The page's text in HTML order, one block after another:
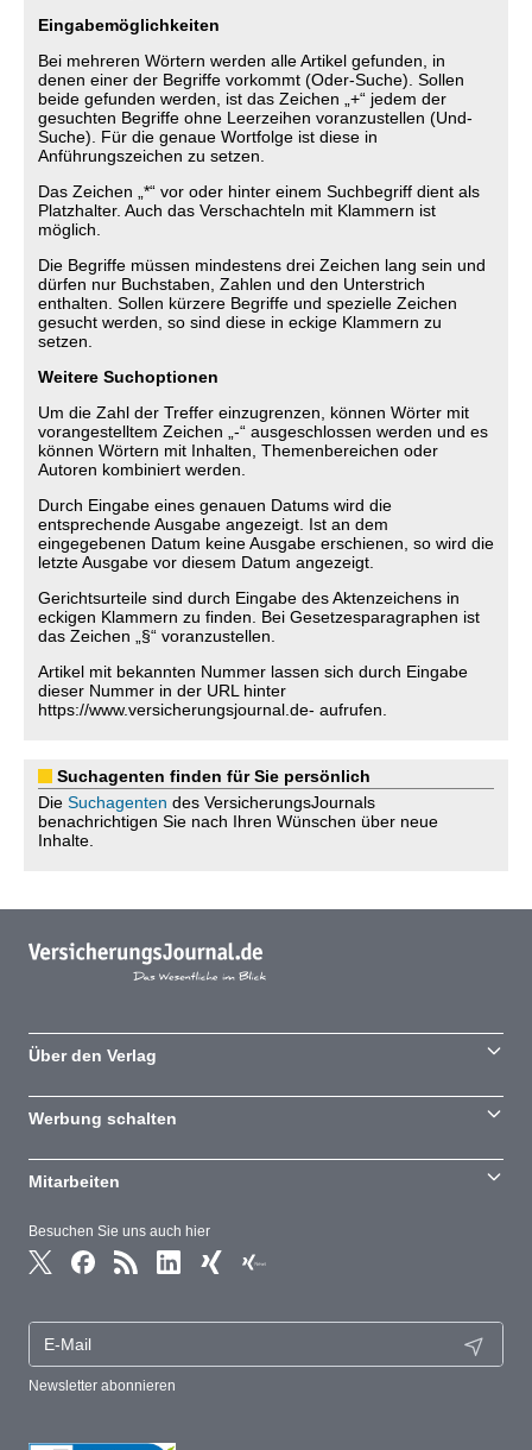
Eingabemöglichkeiten
Bei mehreren Wörtern werden alle Artikel gefunden, in
denen einer der Begriffe vorkommt (Oder-Suche). Sollen
beide gefunden werden, ist das Zeichen „+“ jedem der
gesuchten Begriffe ohne Leerzeihen voranzustellen (Und-
Suche). Für die genaue Wortfolge ist diese in
Anführungszeichen zu setzen.
Das Zeichen „*“ vor oder hinter einem Suchbegriff dient als
Platzhalter. Auch das Verschachteln mit Klammern ist
möglich.
Die Begriffe müssen mindestens drei Zeichen lang sein und
dürfen nur Buchstaben, Zahlen und den Unterstrich
enthalten. Sollen kürzere Begriffe und spezielle Zeichen
gesucht werden, so sind diese in eckige Klammern zu
setzen.
Weitere Suchoptionen
Um die Zahl der Treffer einzugrenzen, können Wörter mit
vorangestelltem Zeichen „-“ ausgeschlossen werden und es
können Wörtern mit Inhalten, Themenbereichen oder
Autoren kombiniert werden.
Durch Eingabe eines genauen Datums wird die
entsprechende Ausgabe angezeigt. Ist an dem
eingegebenen Datum keine Ausgabe erschienen, so wird die
letzte Ausgabe vor diesem Datum angezeigt.
Gerichtsurteile sind durch Eingabe des Aktenzeichens in
eckigen Klammern zu finden. Bei Gesetzesparagraphen ist
das Zeichen „§“ voranzustellen.
Artikel mit bekannten Nummer lassen sich durch Eingabe
dieser Nummer in der URL hinter
https://www.versicherungsjournal.de- aufrufen.
Suchagenten finden für Sie persönlich
Die Suchagenten des VersicherungsJournals
benachrichtigen Sie nach Ihren Wünschen über neue
Inhalte.
Besuchen Sie uns auch hier
Newsletter abonnieren
Über den Verlag
Werbung schalten
Mitarbeiten